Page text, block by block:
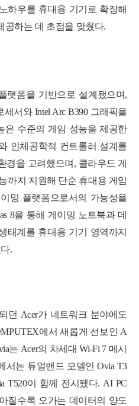
하우를 휴대용 기기로 확장해
공하는 데 초점을 맞췄다.
랫폼을 기반으로 설계됐으며,
세서와 Intel Arc B390 그래픽을
은 수준의 게임 성능을 제공한
인체공학적 컨트롤러 설계를
경을 고려했으며, 클라우드 게
까지 지원해 단순 휴대용 게임
밍 플랫폼으로서의 가능성을
8을 통해 게이밍 노트북과 데
태계를 휴대용 기기 영역까지
.
던 Acer가 네트워크 분야에도
에서 새롭게 선보인 A
는 Acer의 차세대 Wi-Fi 7 메시
서는 듀얼밴드 모델인Ovia T3
T520이 함께 전시됐다. AI PC
질수록 오가는 데이터의 양도